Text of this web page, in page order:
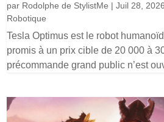
par Rodolphe de StylistMe |Juil 28, 2026
Robotique
Tesla Optimus est le robot
promis à un prix cible de 20 000 à
précommande grand public n’est